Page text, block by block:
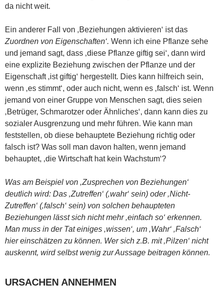
da nicht weit.
Ein anderer Fall von ‚Beziehungen aktivieren‘ ist das
Zuordnen von Eigenschaften‘. Wenn ich eine Pflanze sehe
und jemand sagt, dass ‚diese Pflanze giftig sei‘, dann wird
eine explizite Beziehung zwischen der Pflanze und der
Eigenschaft ‚ist giftig‘ hergestellt. Dies kann hilfreich sein,
wenn ‚es stimmt‘, oder auch nicht, wenn es ‚falsch‘ ist. Wenn
jemand von einer Gruppe von Menschen sagt, dies seien
‚Betrüger, Schmarotzer oder Ähnliches‘, dann kann dies zu
sozialer Ausgrenzung und mehr führen. Wie kann man
feststellen, ob diese behauptete Beziehung richtig oder
falsch ist? Was soll man davon halten, wenn jemand
behauptet, ‚die Wirtschaft hat kein Wachstum‘?
Was am Beispiel von ‚Zusprechen von Beziehungen‘
deutlich wird: Das ‚Zutreffen‘ (‚wahr‘ sein) oder ‚Nicht-
Zutreffen‘ (‚falsch‘ sein) von solchen behaupteten
Beziehungen lässt sich nicht mehr ‚einfach so‘ erkennen.
Man muss in der Tat einiges ‚wissen‘, um ‚Wahr‘ ‚Falsch‘
hier einschätzen zu können. Wer sich z.B. mit ‚Pilzen‘ nicht
auskennt, wird selbst wenig zur Aussage beitragen können.
URSACHEN ANNEHMEN